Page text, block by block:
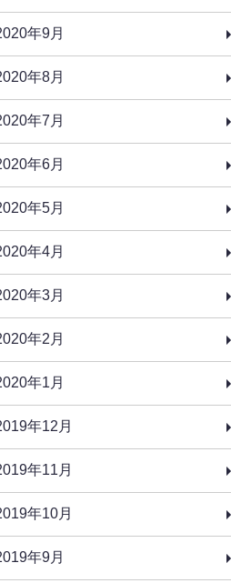
年9月
年8月
年7月
年6月
年5月
年4月
年3月
年2月
年1月
年12月
年11月
年10月
年9月